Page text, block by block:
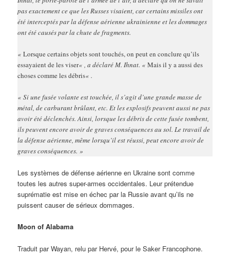
pas exactement ce que les Russes visaient, car certains missiles ont
été interceptés par la défense aérienne ukrainienne et les dommages
ont été causés par la chute de fragments.
«Lorsque certains objets sont touchés, on peut en conclure qu’ils
essayaient de les viser« , a déclaré M. Ihnat. «Mais il y a aussi des
choses comme les débris« .
« Si une fusée volante est touchée, il s’agit d’une grande masse de
métal, de carburant brûlant, etc. Et les explosifs peuvent aussi ne pas
avoir été déclenchés. Ainsi, lorsque les débris de cette fusée tombent,
ils peuvent encore avoir de graves conséquences au sol. Le travail de
la défense aérienne, même lorsqu’il est réussi, peut encore avoir de
graves conséquences. »
Les systèmes de défense aérienne en Ukraine sont comme
toutes les autres super-armes occidentales. Leur prétendue
suprématie est mise en échec par la Russie avant qu’ils ne
puissent causer de sérieux dommages.
Moon of Alabama
Traduit par Wayan, relu par Hervé, pour le Saker Francophone.